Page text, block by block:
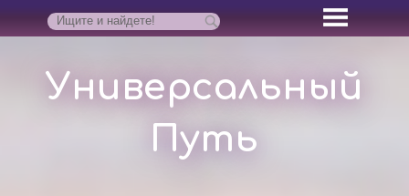
Универсальный
Путь